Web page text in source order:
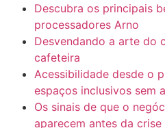
Descubra os principais
processadores Arno
Desvendando a arte do
cafeteira
Acessibilidade desde o
espaços inclusivos sem
Os sinais de que o
aparecem antes da crise